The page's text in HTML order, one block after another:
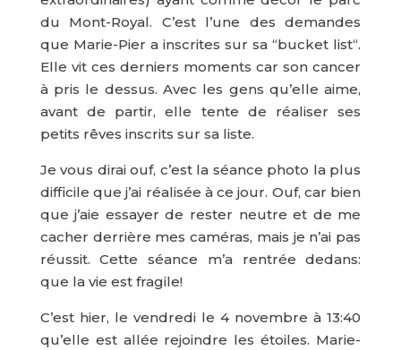
du Mont-Royal. C’est l’une des demandes
que Marie-Pier a inscrites sur sa “bucket list“.
Elle vit ces derniers moments car son cancer
à pris le dessus. Avec les gens qu’elle aime,
avant de partir, elle tente de réaliser ses
petits rêves inscrits sur sa liste.
Je vous dirai ouf, c’est la séance photo la plus
difficile que j’ai réalisée à ce jour. Ouf, car bien
que j’aie essayer de rester neutre et de me
cacher derrière mes caméras, mais je n’ai pas
réussit. Cette séance m’a rentrée dedans:
que la vie est fragile!
C’est hier, le vendredi le 4 novembre à 13:40
qu’elle est allée rejoindre les étoiles. Marie-